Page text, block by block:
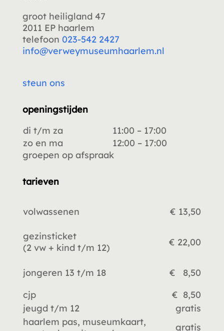
groot heiligland 47
2011 EP haarlem
telefoon 023-542 2427
info@verweymuseumhaarlem.nl
steun ons
openingstijden
di t/m za
11:00 – 17:00
zo en ma
12:00 – 17:00
groepen op afspraak
tarieven
volwassenen € 13,50
gezinsticket
(2 vw + kind t/m 12) € 22,00
jongeren 13 t/m 18
€ 8,50
cjp
€ 8,50
jeugd t/m 12
gratis
haarlem pas, museumkaart,
gratis